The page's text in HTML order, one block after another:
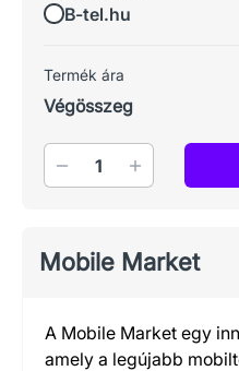
B-tel.hu
Termék ára
Végösszeg
Mennyiség
Mobile Market
A Mobile Market egy
amely a legújabb